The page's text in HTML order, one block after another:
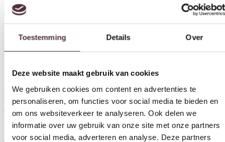
Toestemming Details Over
Deze website maakt gebruik van cookies
We gebruiken cookies om content en advertenties te
personaliseren, om functies voor social media te bieden en
om ons websiteverkeer te analyseren. Ook delen we
informatie over uw gebruik van onze site met onze partners
voor social media, adverteren en analyse. Deze partners
Pagina niet gevonden...
De pagina die u zocht, is mogelijk verwijderd of bestaat niet meer.
Heb je het idee dat dit niet klopt? Neemcontactop met ons.
Ontvang €20,- shoptegoed
Meldt u aan voor onze nieuwsbrief en ontvang €20,- shoptegoed
voor uw volgende bestelling van minimaal €200,- (niet geldig op
afgeprijsde items).